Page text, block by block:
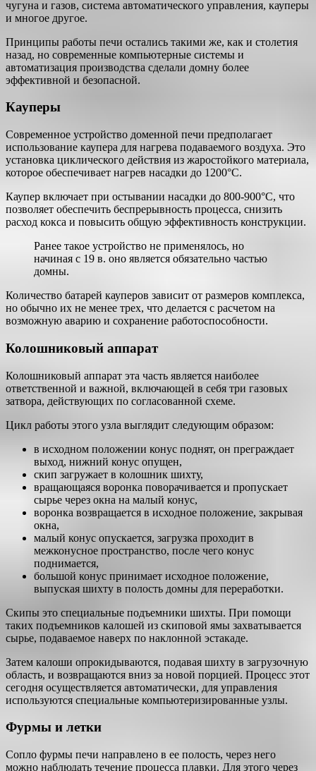
чугуна и газов, система автоматического управления, кауперы
и многое другое.
Принципы работы печи остались такими же, как и столетия
назад, но современные компьютерные системы и
автоматизация производства сделали домну более
эффективной и безопасной.
Кауперы
Современное устройство доменной печи предполагает
использование каупера для нагрева подаваемого воздуха. Это
установка циклического действия из жаростойкого материала,
которое обеспечивает нагрев насадки до 1200°С.
Каупер включает при остывании насадки до 800-900°С, что
позволяет обеспечить беспрерывность процесса, снизить
расход кокса и повысить общую эффективность конструкции.
Ранее такое устройство не применялось, но
начиная с 19 в. оно является обязательно частью
домны.
Количество батарей кауперов зависит от размеров комплекса,
но обычно их не менее трех, что делается с расчетом на
возможную аварию и сохранение работоспособности.
Колошниковый аппарат
Колошниковый аппарат эта часть является наиболее
ответственной и важной, включающей в себя три газовых
затвора, действующих по согласованной схеме.
Цикл работы этого узла выглядит следующим образом:
в исходном положении конус поднят, он преграждает
выход, нижний конус опущен,
скип загружает в колошник шихту,
вращающаяся воронка поворачивается и пропускает
сырье через окна на малый конус,
воронка возвращается в исходное положение, закрывая
окна,
малый конус опускается, загрузка проходит в
межконусное пространство, после чего конус
поднимается,
большой конус принимает исходное положение,
выпуская шихту в полость домны для переработки.
Скипы это специальные подъемники шихты. При помощи
таких подъемников калошей из скиповой ямы захватывается
сырье, подаваемое наверх по наклонной эстакаде.
Затем калоши опрокидываются, подавая шихту в загрузочную
область, и возвращаются вниз за новой порцией. Процесс этот
сегодня осуществляется автоматически, для управления
используются специальные компьютеризированные узлы.
Фурмы и летки
Сопло фурмы печи направлено в ее полость, через него
можно наблюдать течение процесса плавки. Для этого через